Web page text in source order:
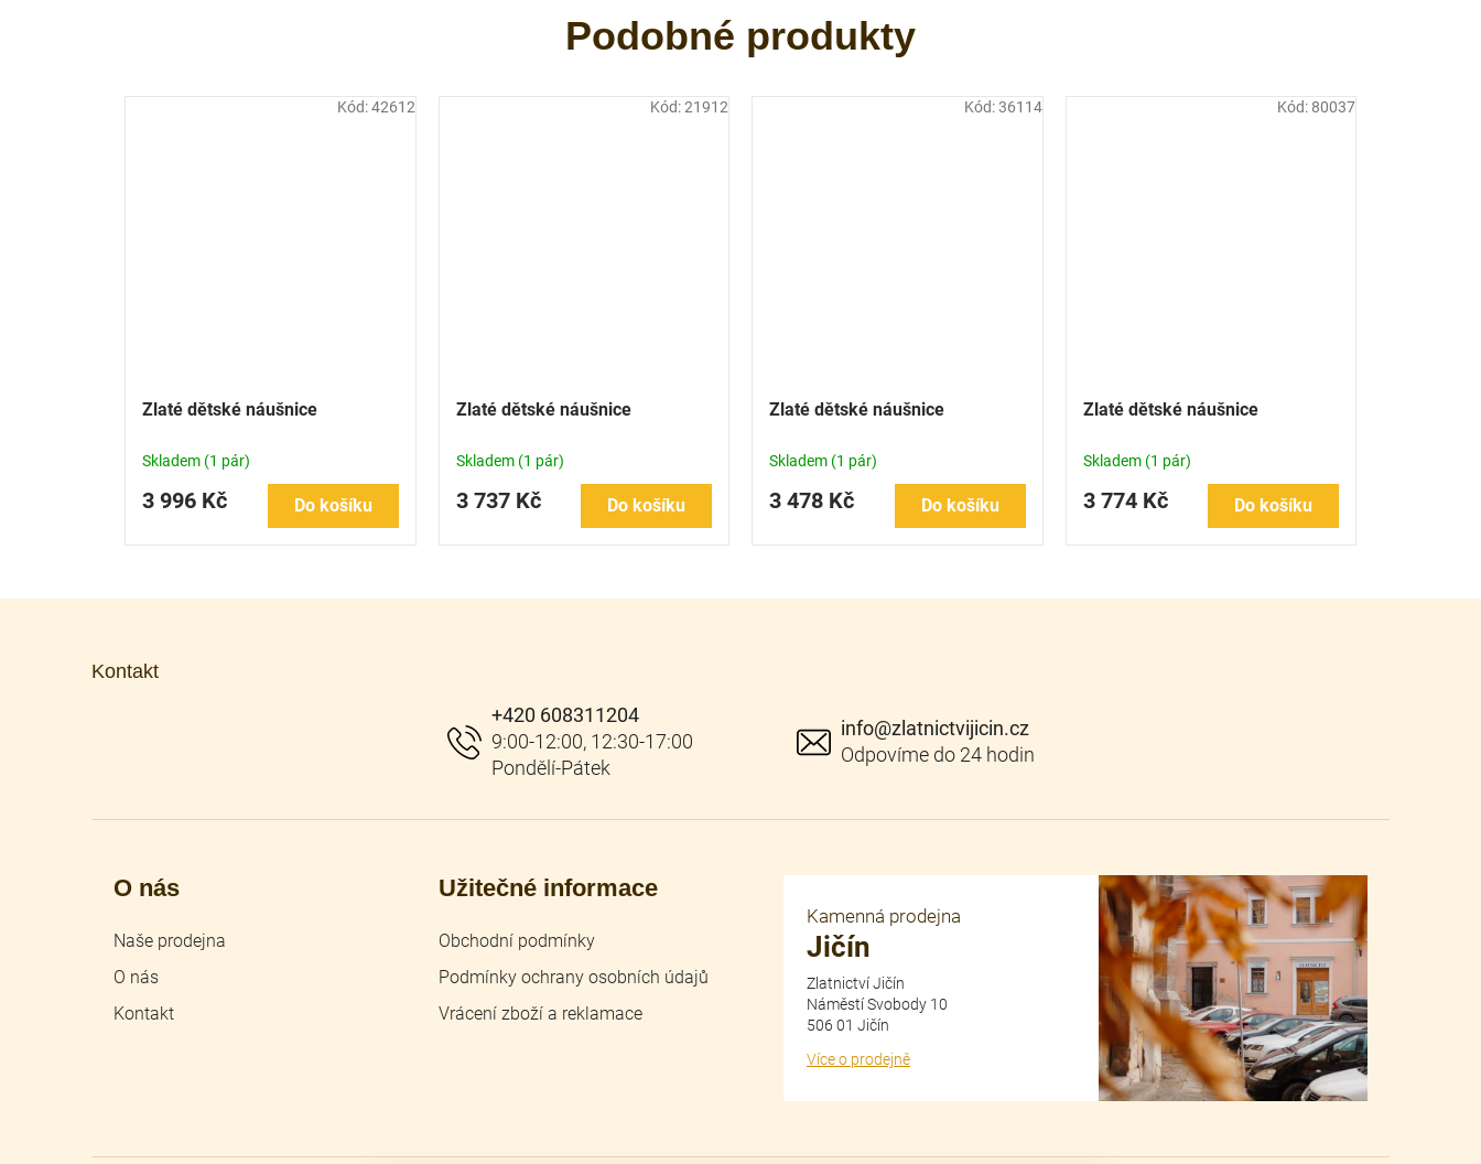
Zlaté dětské náušnice
Skladem (1 pár)
3 996 Kč Do košíku
Kód:42612
Zlaté dětské náušnice
Skladem (1 pár)
3 737 Kč Do košíku
Kód:21912
Zlaté dětské náušnice
Skladem (1 pár)
3 478 Kč Do košíku
Kód:36114
Zlaté dětské náušnice
Skladem (1 pár)
3 774 Kč Do košíku
Kód: 80037
Kontakt
info@zlatnictvijicin.cz
+420 608311204
O nás
Naše prodejna
O nás
Kontakt
Užitečné informace
Obchodní podmínky
Podmínky ochrany osobních údajů
Vrácení zboží a reklamace
Kamenná prodejna
Jičín
Zlatnictví Jičín
Náměstí Svobody 10
506 01 Jičín
Více o prodejně